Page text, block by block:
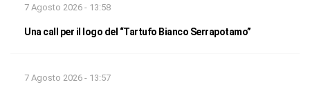
7 Agosto 2026 - 13:58
Una call per il logo del “Tartufo Bianco Serrapotamo”
7 Agosto 2026 - 13:57